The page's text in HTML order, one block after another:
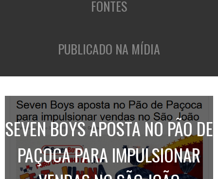
FONTES
PUBLICADO NA MÍDIA
SEVEN BOYS APOSTA NO PÃO DE
PAÇOCA PARA IMPULSIONAR